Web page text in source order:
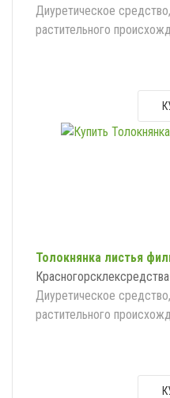
Диуретическое
растительного
Толокнянка листья
Диуретическое
растительного